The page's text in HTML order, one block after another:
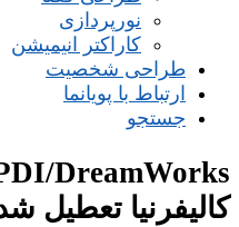
نورپردازی
کاراکتر انیمیشن
طراحی شخصیت
ارتباط با پویانما
جستجو
کالیفرنیا تعطیل شد